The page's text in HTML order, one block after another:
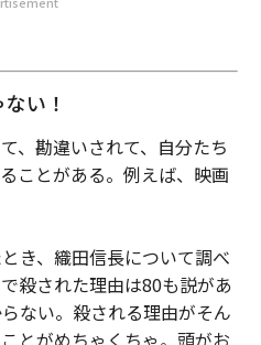
い！
、勘違いされて、自分たち
ことがある。例えば、映画
き、織田信長について調べ
殺された理由は80も説があ
ない。殺される理由がそん
とがめちゃくちゃ。頭がお